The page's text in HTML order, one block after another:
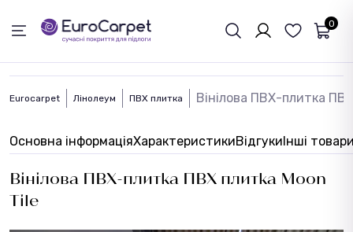
0
Eurocarpet Лінолеум ПВХ плитка Вінілова ПВХ-плитка
Основна інформаціяХарактеристикиВідгукиІнші
Вінілова ПВХ-плитка ПВХ плитка Moon
Tile
ЗВОРОТНІЙ ЗВЯЗОК